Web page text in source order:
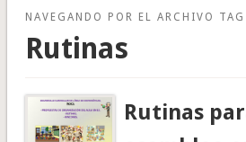
NAVEGANDO POR EL ARCHIVO TAG
Rutinas
Rutinas